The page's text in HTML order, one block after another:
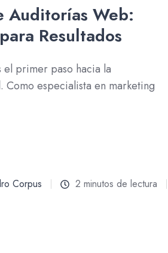
Auditorías Web:
Resultados
el primer paso hacia la
especialista en marketing
Corpus
2 minutos de lectura